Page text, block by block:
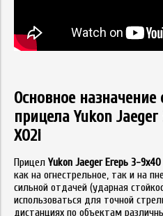
Основное назначение
прицела Yukon
X02i
Прицел Yukon Jaeger Егерь 3-
как на огнестрельное, так и на
сильной отдачей (ударная
использоваться для точной
дистанциях по объектам